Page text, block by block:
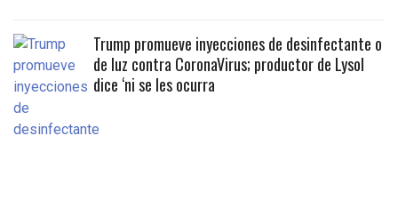
Trump promueve inyecciones de desinfectante o
de luz contra CoronaVirus; productor de Lysol
dice ‘ni se les ocurra